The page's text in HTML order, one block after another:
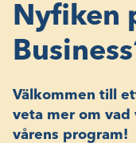
Nyfiken
Välkommen till
veta mer om vad
vårens program!